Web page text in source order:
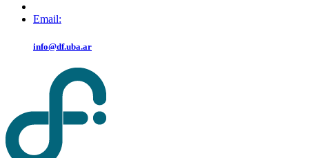
Email:
info@df.uba.ar